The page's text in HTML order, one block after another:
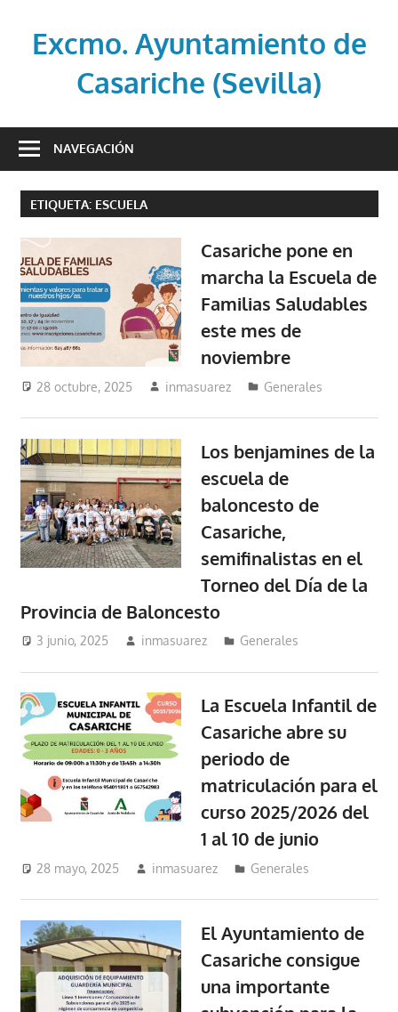
contenidoExcmo. Ayuntamiento de
Casariche (Sevilla)
oficial
Ayuntamiento
de
Casariche
(Sevilla)
NAVEGACIÓN
ETIQUETA: ESCUELA
Casariche pone en
marcha la Escuela de
Familias Saludables
este mes de
noviembre
28 octubre, 2025 inmasuarez Generales
Los benjamines de la
escuela de
baloncesto de
Casariche,
semifinalistas en el
Torneo del Día de la
Provincia de Baloncesto
3 junio, 2025 inmasuarez Generales
La Escuela Infantil de
Casariche abre su
periodo de
matriculación para el
curso 2025/2026 del
1 al 10 de junio
28 mayo, 2025 inmasuarez Generales
El Ayuntamiento de
Casariche consigue
una importante